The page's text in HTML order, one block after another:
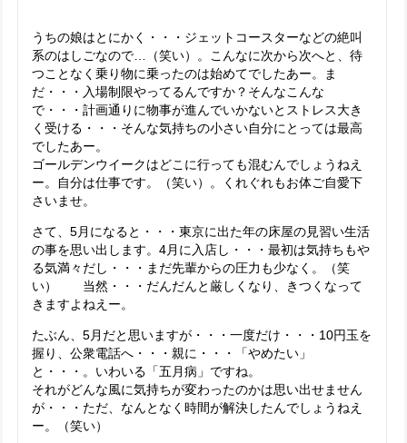
うちの娘はとにかく・・・ジェットコースターなどの絶叫
系のはしごなので…（笑い）。こんなに次から次へと、待
つことなく乗り物に乗ったのは始めてでしたあー。ま
だ・・・入場制限やってるんですか？そんなこんな
で・・・計画通りに物事が進んでいかないとストレス大き
く受ける・・・そんな気持ちの小さい自分にとっては最高
でしたあー。
ゴールデンウイークはどこに行っても混むんでしょうねえ
ー。自分は仕事です。（笑い）。くれぐれもお体ご自愛下
さいませ。
さて、5月になると・・・東京に出た年の床屋の見習い生活
の事を思い出します。4月に入店し・・・最初は気持ちもや
る気満々だし・・・まだ先輩からの圧力も少なく。（笑
い） 当然・・・だんだんと厳しくなり、きつくなって
きますよねえー。
たぶん、5月だと思いますが・・・一度だけ・・・10円玉を
握り、公衆電話へ・・・親に・・・「やめたい」
と・・・。いわいる「五月病」ですね。
それがどんな風に気持ちが変わったのかは思い出せません
が・・・ただ、なんとなく時間が解決したんでしょうねえ
ー。（笑い）